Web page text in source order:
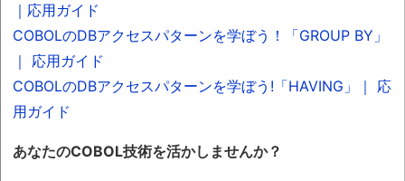
｜応用ガイド
COBOLのDBアクセスパターンを学ぼう！「GROUP BY」
｜ 応用ガイド
COBOLのDBアクセスパターンを学ぼう!「HAVING」｜ 応
用ガイド
あなたのCOBOL技術を活かしませんか？